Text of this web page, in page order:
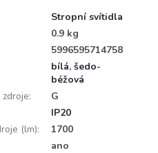
Stropní svítidla
0.9 kg
5996595714758
bílá, šedo-
béžová
:
G
IP20
(lm):
1700
ano